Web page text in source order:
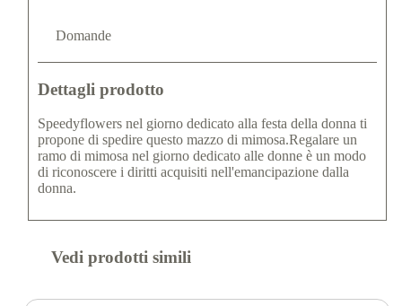
Domande
Dettagli prodotto
Speedyflowers nel giorno dedicato alla festa della donna ti
propone di spedire questo mazzo di mimosa.Regalare un
ramo di mimosa nel giorno dedicato alle donne è un modo
di riconoscere i diritti acquisiti nell'emancipazione dalla
donna.
Vedi prodotti simili